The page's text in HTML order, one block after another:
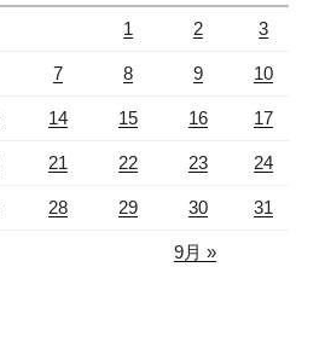
1 2 3
7 8 9 10
14 15 16 17
21 22 23 24
28 29 30 31
9月 »